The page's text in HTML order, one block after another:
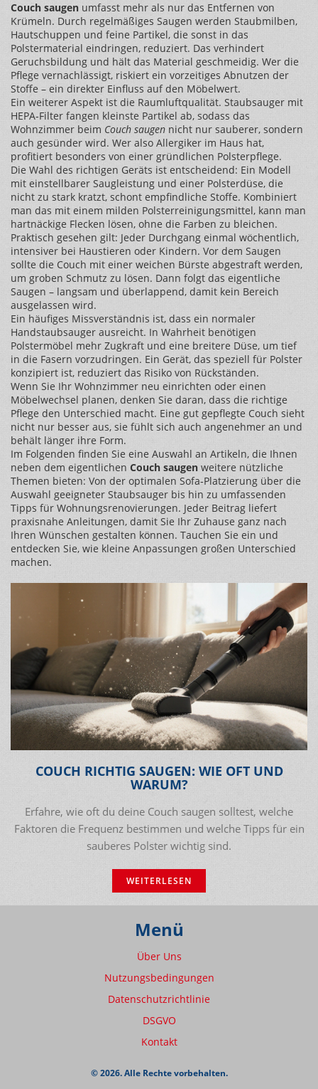
Couch saugen umfasst mehr als nur das Entfernen von
Krümeln. Durch regelmäßiges Saugen werden Staubmilben,
Hautschuppen und feine Partikel, die sonst in das
Polstermaterial eindringen, reduziert. Das verhindert
Geruchsbildung und hält das Material geschmeidig. Wer die
Pflege vernachlässigt, riskiert ein vorzeitiges Abnutzen der
Stoffe – ein direkter Einfluss auf den Möbelwert.
Ein weiterer Aspekt ist die Raumluftqualität. Staubsauger mit
HEPA‑Filter fangen kleinste Partikel ab, sodass das
Wohnzimmer beim Couch saugen nicht nur sauberer, sondern
auch gesünder wird. Wer also Allergiker im Haus hat,
profitiert besonders von einer gründlichen Polsterpflege.
Die Wahl des richtigen Geräts ist entscheidend: Ein Modell
mit einstellbarer Saugleistung und einer Polsterdüse, die
nicht zu stark kratzt, schont empfindliche Stoffe. Kombiniert
man das mit einem milden Polsterreinigungsmittel, kann man
hartnäckige Flecken lösen, ohne die Farben zu bleichen.
Praktisch gesehen gilt: Jeder Durchgang einmal wöchentlich,
intensiver bei Haustieren oder Kindern. Vor dem Saugen
sollte die Couch mit einer weichen Bürste abgestraft werden,
um groben Schmutz zu lösen. Dann folgt das eigentliche
Saugen – langsam und überlappend, damit kein Bereich
ausgelassen wird.
Ein häufiges Missverständnis ist, dass ein normaler
Handstaubsauger ausreicht. In Wahrheit benötigen
Polstermöbel mehr Zugkraft und eine breitere Düse, um tief
in die Fasern vorzudringen. Ein Gerät, das speziell für Polster
konzipiert ist, reduziert das Risiko von Rückständen.
Wenn Sie Ihr Wohnzimmer neu einrichten oder einen
Möbelwechsel planen, denken Sie daran, dass die richtige
Pflege den Unterschied macht. Eine gut gepflegte Couch sieht
nicht nur besser aus, sie fühlt sich auch angenehmer an und
behält länger ihre Form.
Im Folgenden finden Sie eine Auswahl an Artikeln, die Ihnen
neben dem eigentlichen Couch saugen weitere nützliche
Themen bieten: Von der optimalen Sofa‑Platzierung über die
Auswahl geeigneter Staubsauger bis hin zu umfassenden
Tipps für Wohnungsrenovierungen. Jeder Beitrag liefert
praxisnahe Anleitungen, damit Sie Ihr Zuhause ganz nach
Ihren Wünschen gestalten können. Tauchen Sie ein und
entdecken Sie, wie kleine Anpassungen großen Unterschied
machen.
COUCH RICHTIG SAUGEN: WIE OFT UND
WARUM?
Erfahre, wie oft du deine Couch saugen solltest, welche
Faktoren die Frequenz bestimmen und welche Tipps für ein
sauberes Polster wichtig sind.
WEITERLESEN
Menü
Über Uns
Nutzungsbedingungen
Datenschutzrichtlinie
DSGVO
Kontakt
© 2026. Alle Rechte vorbehalten.